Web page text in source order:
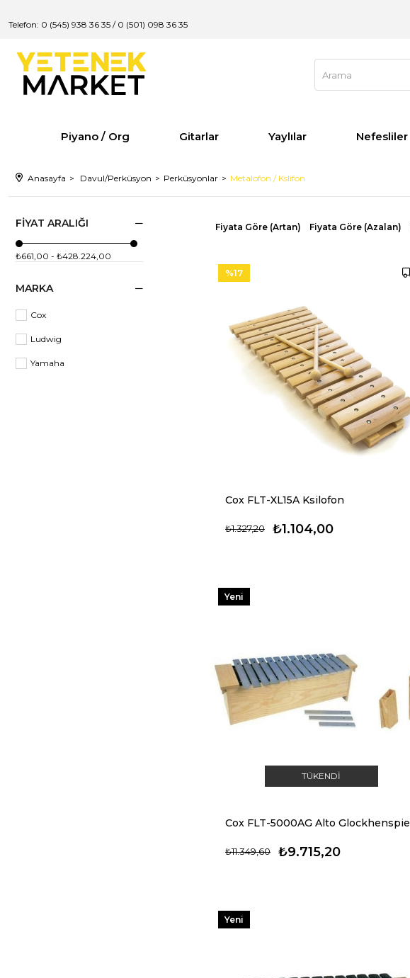
Telefon: 0 (545) 938 36 35 / 0 (501) 098 36 35
Piyano / Org Gitarlar Yaylılar Nefesliler
Anasayfa Davul/Perküsyon Perküsyonlar Metalofon / Kslifon
FIYAT ARALIĞI
₺661,00 - ₺428.224,00
MARKA
Cox
Ludwig
Yamaha
Fiyata Göre (Artan) Fiyata Göre (Azalan)
Cox FLT-XL15A Ksilofon
₺1.104,00
₺1.327,20
%17
TÜKENDI
Cox FLT-5000AG Alto Glockhenspiel
₺9.715,20
₺11.349,60
Yeni
Yeni